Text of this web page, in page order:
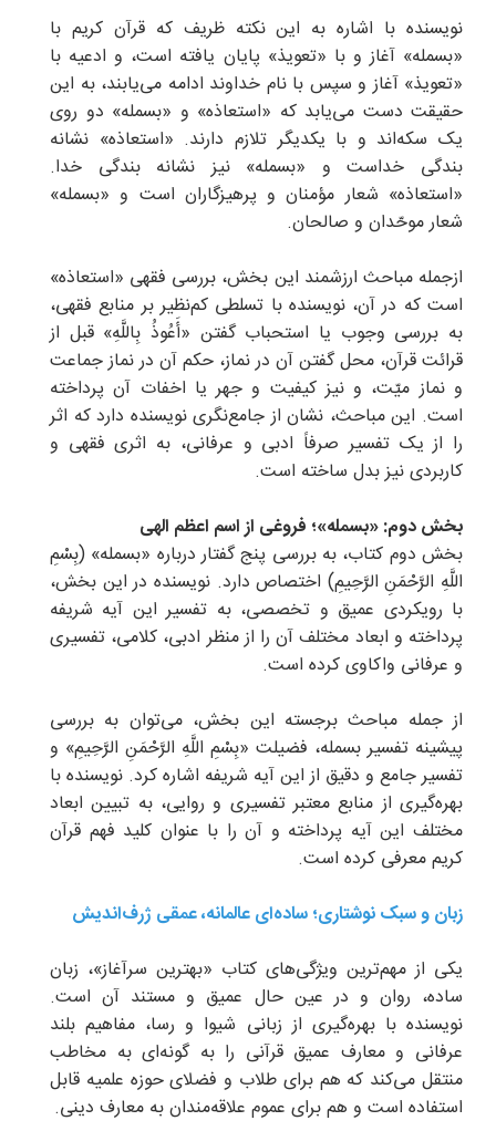
نویسنده با اشاره به این نکته ظریف که قرآن کریم با
«بسمله» آغاز و با «تعویذ» پایان یافته است، و ادعیه با
«تعویذ» آغاز و سپس با نام خداوند ادامه می‌یابند، به این
حقیقت دست می‌یابد که «استعاذه» و «بسمله» دو روی
یک سکه‌اند و با یکدیگر تلازم دارند. «استعاذه» نشانه
بندگی خداست و «بسمله» نیز نشانه بندگی خدا.
«استعاذه» شعار مؤمنان و پرهیزگاران است و «بسمله»
شعار موحّدان و صالحان.
ازجمله مباحث ارزشمند این بخش، بررسی فقهی «استعاذه»
است که در آن، نویسنده با تسلطی کم‌نظیر بر منابع فقهی،
به بررسی وجوب یا استحباب گفتن «أَعُوذُ بِاللَّهِ» قبل از
قرائت قرآن، محل گفتن آن در نماز، حکم آن در نماز جماعت
و نماز میّت، و نیز کیفیت و جهر یا اخفات آن پرداخته
است. این مباحث، نشان از جامع‌نگری نویسنده دارد که اثر
را از یک تفسیر صرفاً ادبی و عرفانی، به اثری فقهی و
کاربردی نیز بدل ساخته است.
بخش دوم: «بسمله»؛ فروغی از اسم اعظم الهی
بخش دوم کتاب، به بررسی پنج گفتار درباره «بسمله» (بِسْمِ
اللَّهِ الرَّحْمَنِ الرَّحِيمِ) اختصاص دارد. نویسنده در این بخش،
با رویکردی عمیق و تخصصی، به تفسیر این آیه شریفه
پرداخته و ابعاد مختلف آن را از منظر ادبی، کلامی، تفسیری
و عرفانی واکاوی کرده است.
از جمله مباحث برجسته این بخش، می‌توان به بررسی
پیشینه تفسیر بسمله، فضیلت «بِسْمِ اللَّهِ الرَّحْمَنِ الرَّحِيمِ» و
تفسیر جامع و دقیق از این آیه شریفه اشاره کرد. نویسنده با
بهره‌گیری از منابع معتبر تفسیری و روایی، به تبیین ابعاد
مختلف این آیه پرداخته و آن را با ‌عنوان کلید فهم قرآن
کریم معرفی کرده است.
زبان و سبک نوشتاری؛ ساده‌ای عالمانه، عمقی ژرف‌اندیش
یکی از مهم‌ترین ویژگی‌های کتاب «بهترین سرآغاز»، زبان
ساده، روان و در عین حال عمیق و مستند آن است.
نویسنده با بهره‌گیری از زبانی شیوا و رسا، مفاهیم بلند
عرفانی و معارف عمیق قرآنی را به گونه‌ای به مخاطب
منتقل می‌کند که هم برای طلاب و فضلای حوزه علمیه قابل
استفاده است و هم برای عموم علاقه‌مندان به معارف دینی.